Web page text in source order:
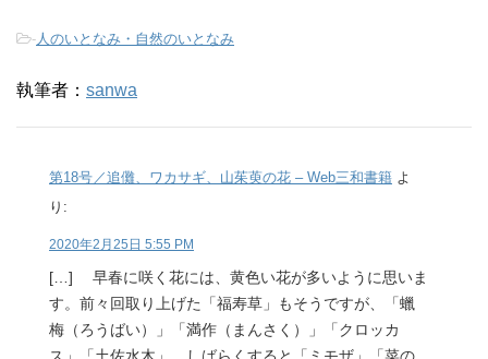
-人のいとなみ・自然のいとなみ
執筆者： sanwa
第18号／追儺、ワカサギ、山茱萸の花 – Web三和書籍 よ
り:
2020年2月25日 5:55 PM
[…] 早春に咲く花には、黄色い花が多いように思いま
す。前々回取り上げた「福寿草」もそうですが、「蠟
梅（ろうばい）」「満作（まんさく）」「クロッカ